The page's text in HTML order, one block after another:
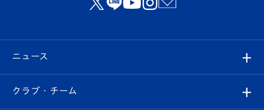
ニュース
すべて
クラブ・チーム